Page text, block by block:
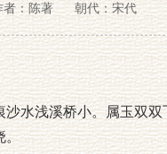
者：陈著 朝代：宋代
沙水浅溪桥小。属玉双双
。